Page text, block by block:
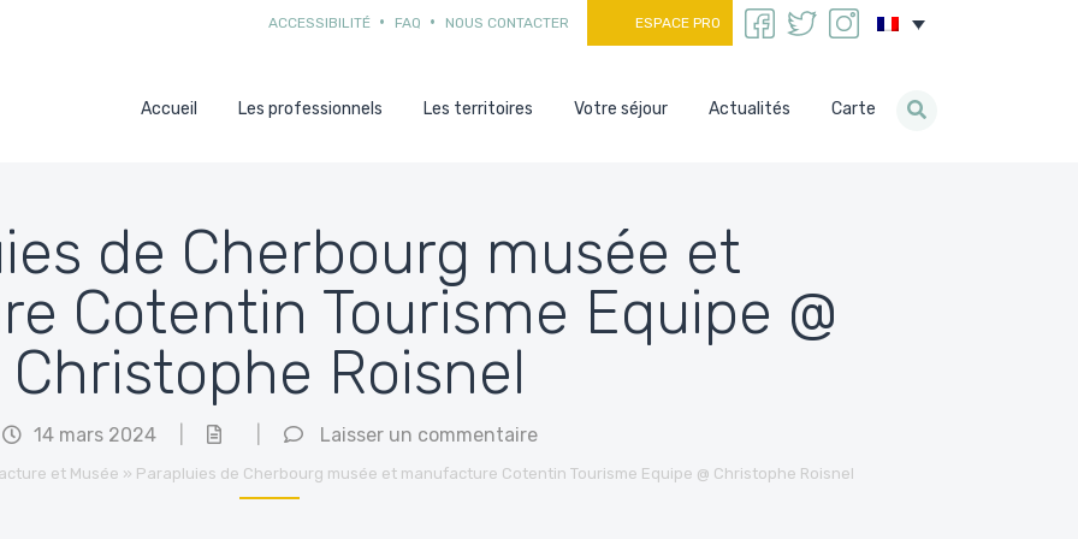
ACCESSIBILITÉ FAQ NOUS CONTACTER ESPACE PRO
Accueil Les professionnels Les territoires Votre séjour Actualités Carte
de Cherbourg musée et
Cotentin Tourisme Equipe @
Christophe Roisnel
14 mars 2024 Laisser un commentaire
et Musée » Parapluies de Cherbourg musée et manufacture Cotentin Tourisme Equipe @ Christophe Roisnel